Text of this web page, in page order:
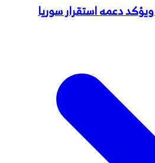
ويؤكد دعمه استقرار سوريا